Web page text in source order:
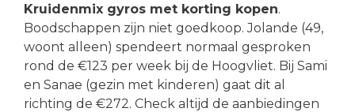
Kruidenmix gyros met korting kopen.
Boodschappen zijn niet goedkoop. Jolande (49,
woont alleen) spendeert normaal gesproken
rond de €123 per week bij de Hoogvliet. Bij Sami
en Sanae (gezin met kinderen) gaat dit al
richting de €272. Check altijd de aanbiedingen